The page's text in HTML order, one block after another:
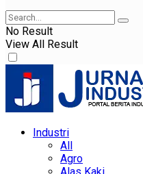
No Result
View All Result
Industri
All
Agro